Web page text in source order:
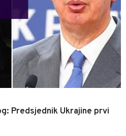
Predsjednik Ukrajine prvi